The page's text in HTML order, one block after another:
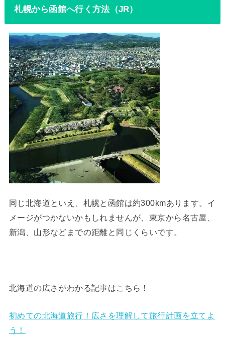
札幌から函館へ行く方法（JR）
同じ北海道といえ、札幌と函館は約300kmあります。イ
メージがつかないかもしれませんが、東京から名古屋、
新潟、山形などまでの距離と同じくらいです。
北海道の広さがわかる記事はこちら！
初めての北海道旅行！広さを理解して旅行計画を立てよ
う！